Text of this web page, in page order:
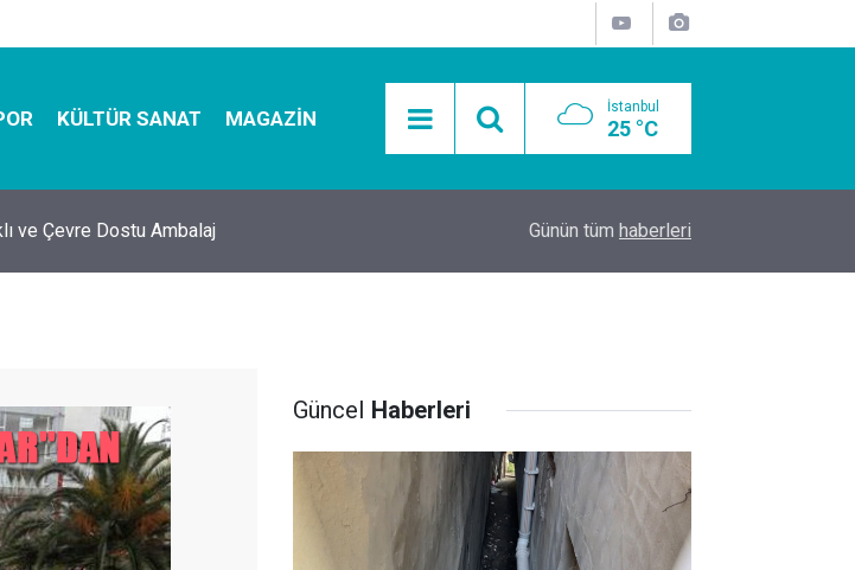
KÜLTÜR SANAT MAGAZIN İstanbul
25 °C
ve Çevre Dostu Ambalaj Mobil Araçlarla Hayır Lokması Dağıtımının
Günün tüm haberleri
Güncel Haberleri